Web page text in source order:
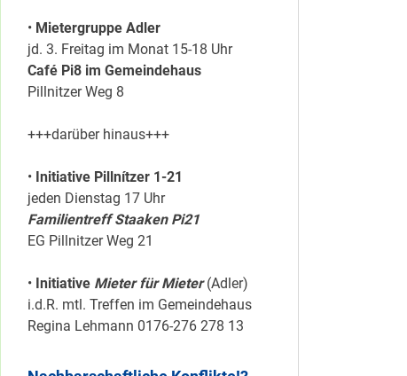
• Mietergruppe Adler
jd. 3. Freitag im Monat 15-18 Uhr
Café Pi8 im Gemeindehaus
Pillnitzer Weg 8
+++darüber hinaus+++
• Initiative Pillnítzer 1-21
jeden Dienstag 17 Uhr
Familientreff Staaken Pi21
EG Pillnitzer Weg 21
• Initiative Mieter für Mieter(Adler)
i.d.R. mtl. Treffen im Gemeindehaus
Regina Lehmann 0176-276 278 13